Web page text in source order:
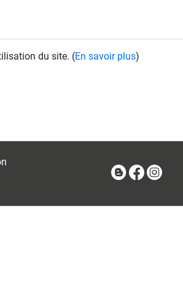
du site. (En savoir plus)
BlogFacebook